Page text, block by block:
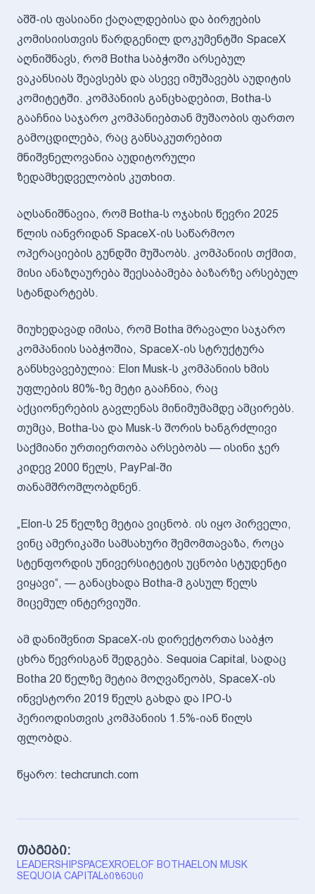
აშშ-ის ფასიანი ქაღალდებისა და ბირჟების
კომისიისთვის წარდგენილ დოკუმენტში SpaceX
აღნიშნავს, რომ Botha საბჭოში არსებულ
ვაკანსიას შეავსებს და ასევე იმუშავებს აუდიტის
კომიტეტში. კომპანიის განცხადებით, Botha-ს
გააჩნია საჯარო კომპანიებთან მუშაობის ფართო
გამოცდილება, რაც განსაკუთრებით
მნიშვნელოვანია აუდიტორული
ზედამხედველობის კუთხით.
აღსანიშნავია, რომ Botha-ს ოჯახის წევრი 2025
წლის იანვრიდან SpaceX-ის საწარმოო
ოპერაციების გუნდში მუშაობს. კომპანიის თქმით,
მისი ანაზღაურება შეესაბამება ბაზარზე არსებულ
სტანდარტებს.
მიუხედავად იმისა, რომ Botha მრავალი საჯარო
კომპანიის საბჭოშია, SpaceX-ის სტრუქტურა
განსხვავებულია: Elon Musk-ს კომპანიის ხმის
უფლების 80%-ზე მეტი გააჩნია, რაც
აქციონერების გავლენას მინიმუმამდე ამცირებს.
თუმცა, Botha-სა და Musk-ს შორის ხანგრძლივი
საქმიანი ურთიერთობა არსებობს — ისინი ჯერ
კიდევ 2000 წელს, PayPal-ში
თანამშრომლობდნენ.
„Elon-ს 25 წელზე მეტია ვიცნობ. ის იყო პირველი,
ვინც ამერიკაში სამსახური შემომთავაზა, როცა
სტენფორდის უნივერსიტეტის უცნობი სტუდენტი
ვიყავი“, — განაცხადა Botha-მ გასულ წელს
მიცემულ ინტერვიუში.
ამ დანიშვნით SpaceX-ის დირექტორთა საბჭო
ცხრა წევრისგან შედგება. Sequoia Capital, სადაც
Botha 20 წელზე მეტია მოღვაწეობს, SpaceX-ის
ინვესტორი 2019 წელს გახდა და IPO-ს
პერიოდისთვის კომპანიის 1.5%-იან წილს
ფლობდა.
წყარო: techcrunch.com
თაგები:
LEADERSHIPSPACEXROELOF BOTHAELON MUSK
SEQUOIA CAPITALᲑᲘᲖᲜᲔᲡᲘ